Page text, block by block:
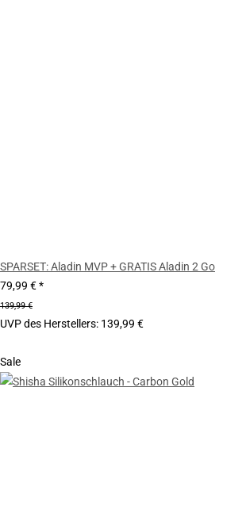
SPARSET: Aladin MVP + GRATIS Aladin 2 Go
79,99 €*
139,99 €
UVP des Herstellers: 139,99 €
Sale